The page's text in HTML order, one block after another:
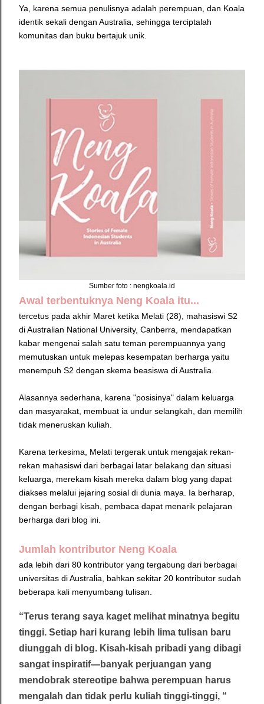
Ya, karena semua penulisnya adalah perempuan, dan Koala
identik sekali dengan Australia, sehingga terciptalah
komunitas dan buku bertajuk unik.
Sumber foto : nengkoala.id
Awal terbentuknya Neng Koala itu...
tercetus pada akhir Maret ketika Melati (28), mahasiswi S2
di Australian National University, Canberra, mendapatkan
kabar mengenai salah satu teman perempuannya yang
memutuskan untuk melepas kesempatan berharga yaitu
menempuh S2 dengan skema beasiswa di Australia.
Alasannya sederhana, karena "posisinya" dalam keluarga
dan masyarakat, membuat ia undur selangkah, dan memilih
tidak meneruskan kuliah.
Karena terkesima, Melati tergerak untuk mengajak rekan-
rekan mahasiswi dari berbagai latar belakang dan situasi
keluarga, merekam kisah mereka dalam blog yang dapat
diakses melalui jejaring sosial di dunia maya. Ia berharap,
dengan berbagi kisah, pembaca dapat menarik pelajaran
berharga dari blog ini.
Jumlah kontributor Neng Koala
ada lebih dari 80 kontributor yang tergabung dari berbagai
universitas di Australia, bahkan sekitar 20 kontributor sudah
beberapa kali menyumbang tulisan.
“Terus terang saya kaget melihat minatnya begitu
tinggi. Setiap hari kurang lebih lima tulisan baru
diunggah di blog. Kisah-kisah pribadi yang dibagi
sangat inspiratif—banyak perjuangan yang
mendobrak stereotipe bahwa perempuan harus
mengalah dan tidak perlu kuliah tinggi-tinggi, “